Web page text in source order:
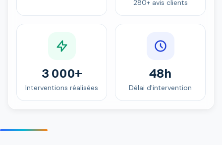
280+ avis clients
3 000+
Interventions réalisées
48h
Délai d'intervention